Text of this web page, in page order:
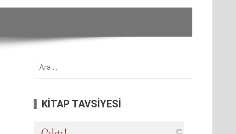
KİTAP TAVSİYESİ